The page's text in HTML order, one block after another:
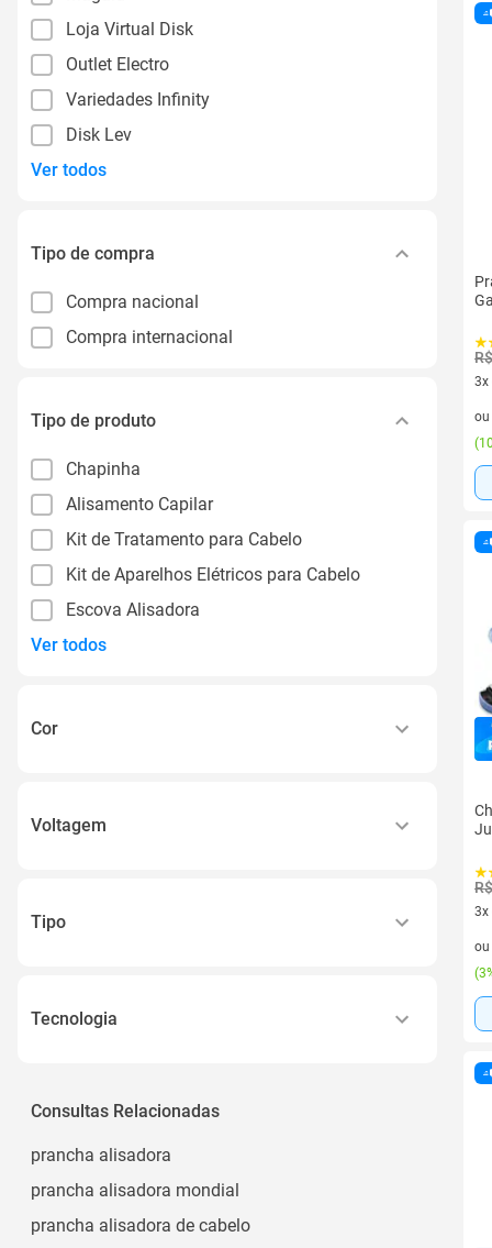
Loja Virtual Disk
Outlet Electro
Variedades Infinity
Disk Lev
Ver todos
Tipo de compra
Compra nacional
Compra internacional
Tipo de produto
Chapinha
Alisamento Capilar
Kit de Tratamento para Cabelo
Kit de Aparelhos Elétricos para Cabelo
Escova Alisadora
Ver todos
Cor
Voltagem
Tipo
Tecnologia
Ptc
Consultas Relacionadas
prancha alisadora
prancha alisadora mondial
prancha alisadora de cabelo
3x
3
ou
(
3x
3
ou
(